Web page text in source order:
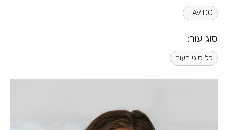
LAVIDO
סוג עור:
כל סוגי העור